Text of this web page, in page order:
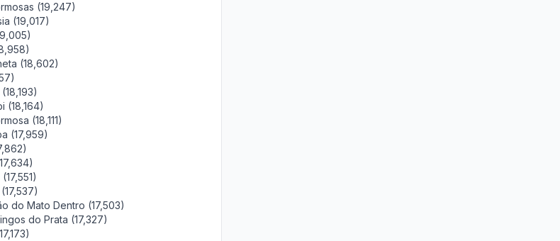
(19,247)
(19,017)
(18,602)
(18,164)
(18,111)
(17,959)
do Mato Dentro (17,503)
do Prata (17,327)